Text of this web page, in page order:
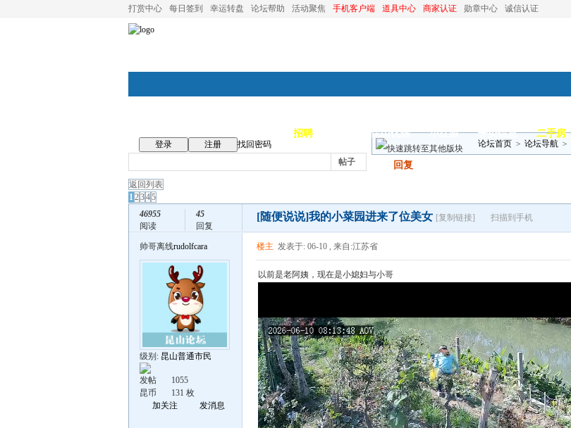
打赏中心 每日签到 幸运转盘 论坛帮助 活动聚焦 手机客户端 道具中心 商家认证 勋章中心 诚信认证
招聘 昆山优选 小红娘 分类信息 二手房
登录 注册
找回密码
帖子
论坛首页 > 论坛导航 >
回复
返回列表
12345
46955
阅读
45
回复
[随便说说]我的小菜园进来了位美女 [复制链接] 扫描到手机
帅哥离线rudolfcara
级别: 昆山普通市民
发帖
1055
昆币
131 枚
加关注
发消息
楼主 发表于: 06-10 , 来自:江苏省
以前是老阿姨，现在是小媳妇与小哥